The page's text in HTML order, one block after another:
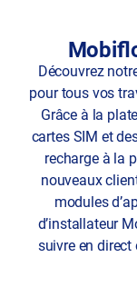
Découvrez
pour tous vos
Grâce à la
cartes SIM et
recharge à la
nouveaux
modules
d’installateur
suivre en